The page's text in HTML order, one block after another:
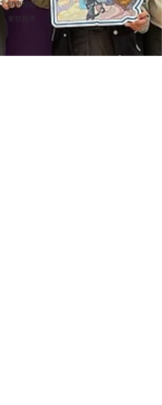
健康校園
家校合作